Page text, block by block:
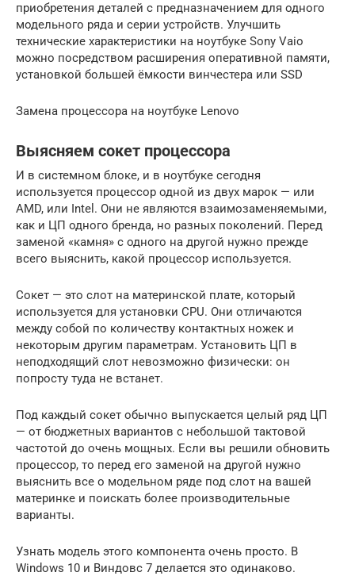
приобретения деталей с предназначением для одного
модельного ряда и серии устройств. Улучшить
технические характеристики на ноутбуке Sony Vaio
можно посредством расширения оперативной памяти,
установкой большей ёмкости винчестера или SSD
Замена процессора на ноутбуке Lenovo
Выясняем сокет процессора
И в системном блоке, и в ноутбуке сегодня
используется процессор одной из двух марок — или
AMD, или Intel. Они не являются взаимозаменяемыми,
как и ЦП одного бренда, но разных поколений. Перед
заменой «камня» с одного на другой нужно прежде
всего выяснить, какой процессор используется.
Сокет — это слот на материнской плате, который
используется для установки CPU. Они отличаются
между собой по количеству контактных ножек и
некоторым другим параметрам. Установить ЦП в
неподходящий слот невозможно физически: он
попросту туда не встанет.
Под каждый сокет обычно выпускается целый ряд ЦП
— от бюджетных вариантов с небольшой тактовой
частотой до очень мощных. Если вы решили обновить
процессор, то перед его заменой на другой нужно
выяснить все о модельном ряде под слот на вашей
материнке и поискать более производительные
варианты.
Узнать модель этого компонента очень просто. В
Windows 10 и Виндовс 7 делается это одинаково.